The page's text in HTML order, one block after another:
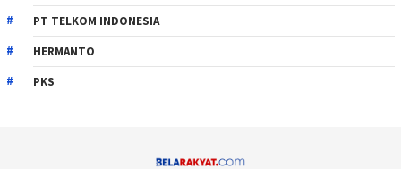
PT TELKOM INDONESIA
HERMANTO
PKS